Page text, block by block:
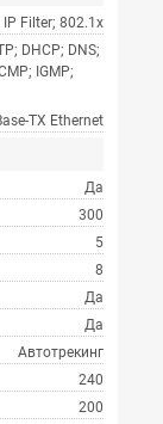
IP Filter; 802.1x
DHCP; DNS;
IGMP;
TX Ethernet
Да
300
5
8
Да
Да
Автотрекинг
240
200